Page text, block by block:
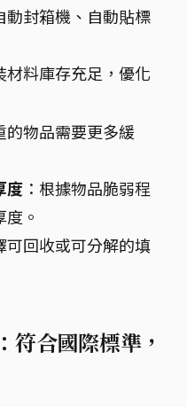
動封箱機、自動貼標
材料庫存充足，優化
的物品需要更多緩
度 ：根據物品脆弱程
。
可回收或可分解的填
符合國際標準，